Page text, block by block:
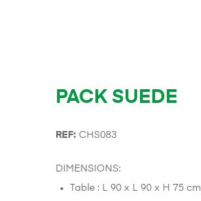
PACK SUEDE
REF: CHS083
DIMENSIONS:
Table : L 90 x L 90 x H 75 cm